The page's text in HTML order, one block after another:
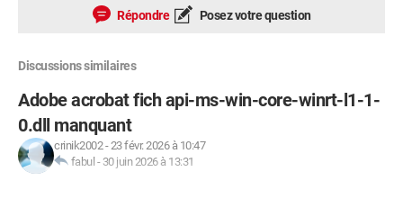
Répondre Posez votre question
Discussions similaires
Adobe acrobat fich api-ms-win-core-winrt-l1-1-
0.dll manquant
crinik2002-23 févr. 2026 à 10:47
fabul - 30 juin 2026 à 13:31